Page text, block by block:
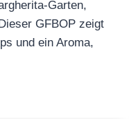
GFBOP zeigt
und ein Aroma,